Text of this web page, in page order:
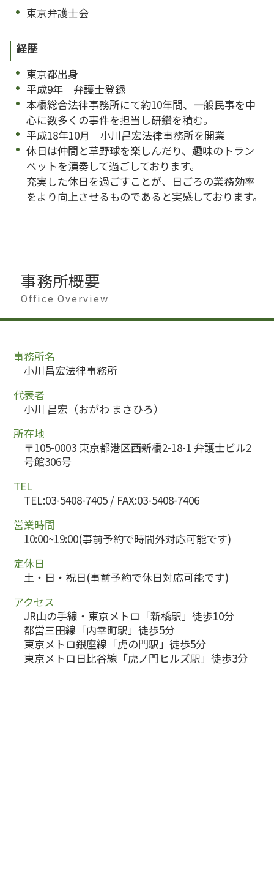
東京弁護士会
経歴
東京都出身
平成9年 弁護士登録
本橋総合法律事務所にて約10年間、一般民事を中
心に数多くの事件を担当し研鑽を積む。
平成18年10月 小川昌宏法律事務所を開業
休日は仲間と草野球を楽しんだり、趣味のトラン
ペットを演奏して過ごしております。
充実した休日を過ごすことが、日ごろの業務効率
をより向上させるものであると実感しております。
事務所概要
Office Overview
事務所名
小川昌宏法律事務所
代表者
小川 昌宏（おがわ まさひろ）
所在地
〒105-0003 東京都港区西新橋2-18-1 弁護士ビル2
号館306号
TEL
TEL:03-5408-7405 / FAX:03-5408-7406
営業時間
10:00~19:00(事前予約で時間外対応可能です)
定休日
土・日・祝日(事前予約で休日対応可能です)
アクセス
JR山の手線・東京メトロ「新橋駅」徒歩10分
都営三田線「内幸町駅」徒歩5分
東京メトロ銀座線「虎の門駅」徒歩5分
東京メトロ日比谷線「虎ノ門ヒルズ駅」徒歩3分